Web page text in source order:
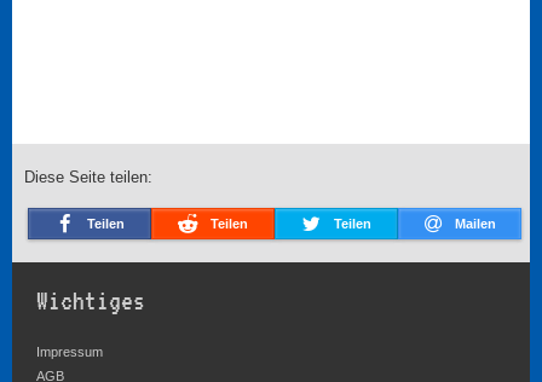
Diese Seite teilen:
Teilen Teilen Teilen Mailen
Wichtiges
Impressum
AGB